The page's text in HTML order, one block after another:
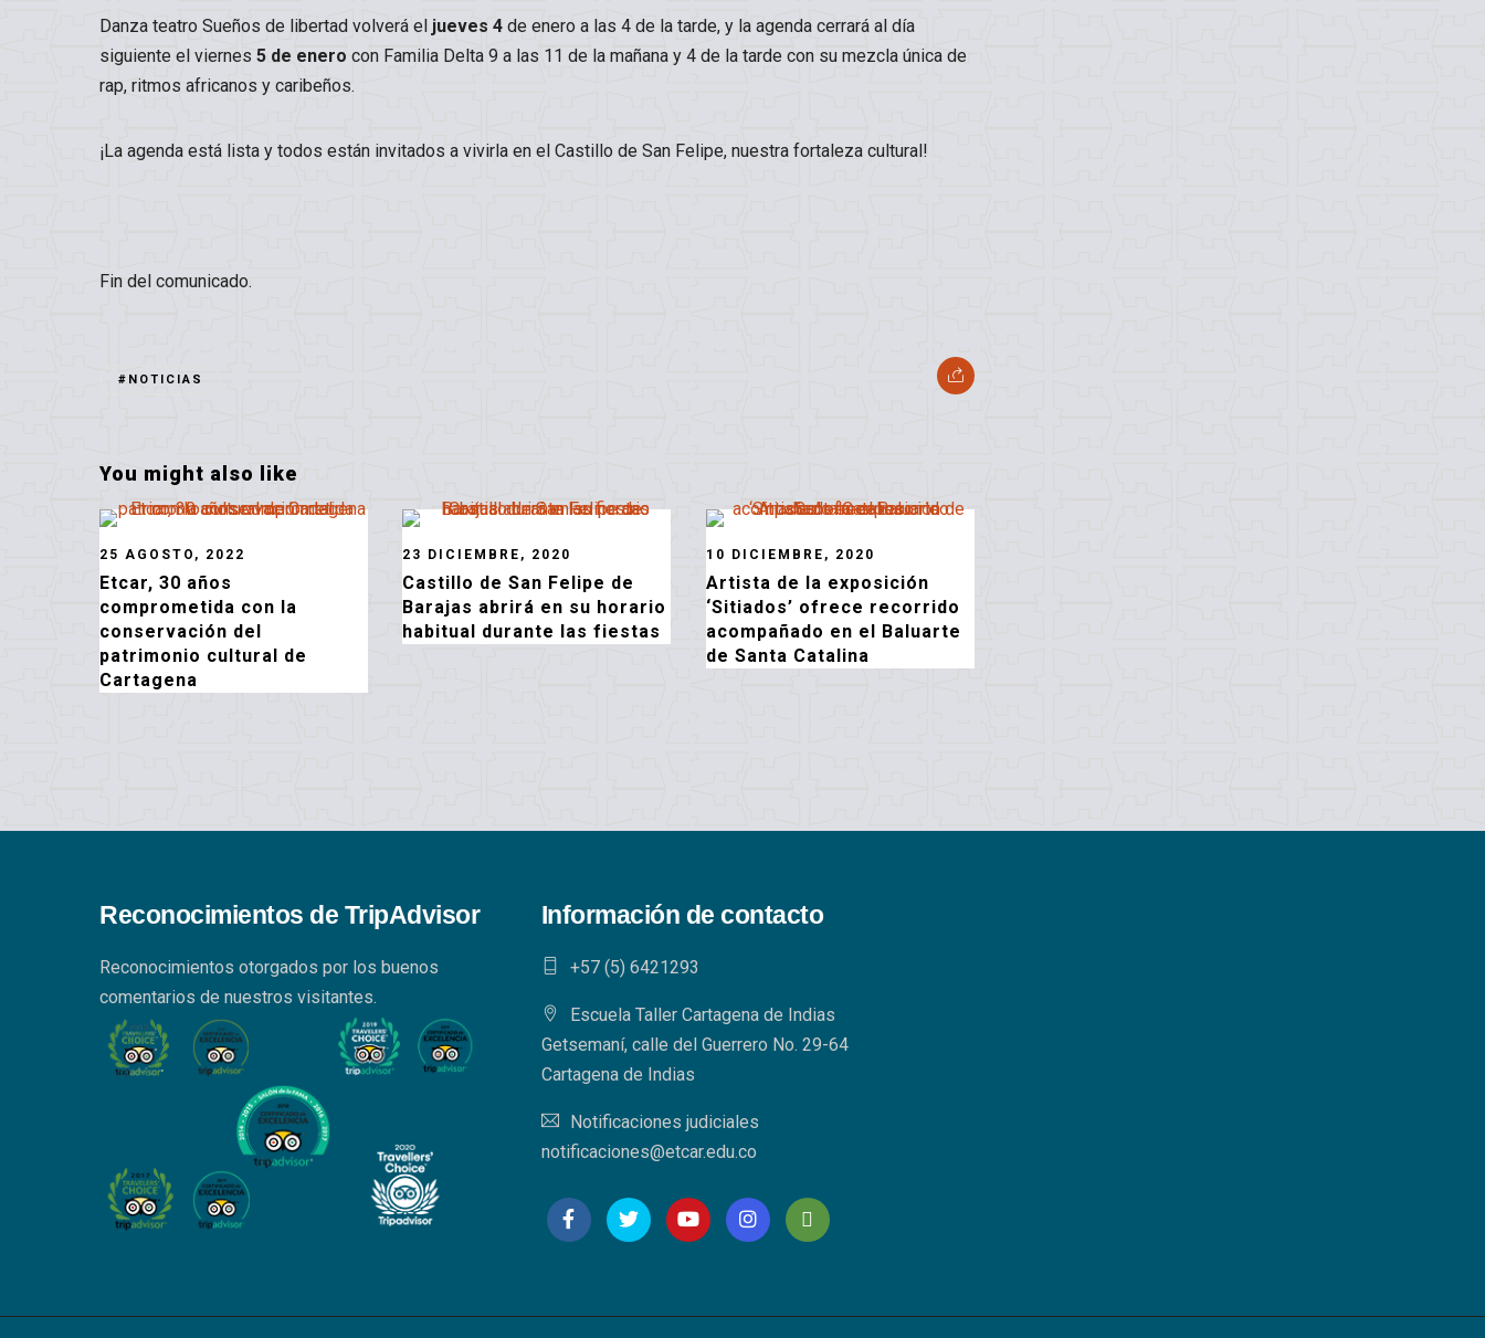
Danza teatro Sueños de libertad volverá el jueves 4 de enero a las 4 de la tarde, y la agenda cerrará al día
siguiente el viernes 5 de enero con Familia Delta 9 a las 11 de la mañana y 4 de la tarde con su mezcla única de
rap, ritmos africanos y caribeños.
¡La agenda está lista y todos están invitados a vivirla en el Castillo de San Felipe, nuestra fortaleza cultural!
Fin del comunicado.
#NOTICIAS
You might also like
25 AGOSTO, 2022
Etcar, 30 años
comprometida con la
conservación del
patrimonio cultural de
Cartagena
23 DICIEMBRE, 2020
Castillo de San Felipe de
Barajas abrirá en su horario
habitual durante las fiestas
10 DICIEMBRE, 2020
Artista de la exposición
‘Sitiados’ ofrece recorrido
acompañado en el Baluarte
de Santa Catalina
Reconocimientos de TripAdvisor
Reconocimientos otorgados por los buenos
comentarios de nuestros visitantes.
Información de contacto
+57 (5) 6421293​
Escuela Taller Cartagena de Indias
Getsemaní, calle del Guerrero No. 29-64
Cartagena de Indias
Notificaciones judiciales
notificaciones@etcar.edu.co